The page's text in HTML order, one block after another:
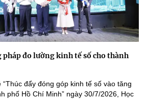
pháp đo lường kinh tế số cho thành
đẩy đóng góp kinh tế số vào tăng
phố Hồ Chí Minh” ngày 30/7/2026, Học